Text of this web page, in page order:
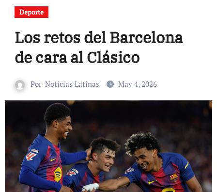
Deporte
Los retos del Barcelona
de cara al Clásico
Por Noticias Latinas May 4, 2026